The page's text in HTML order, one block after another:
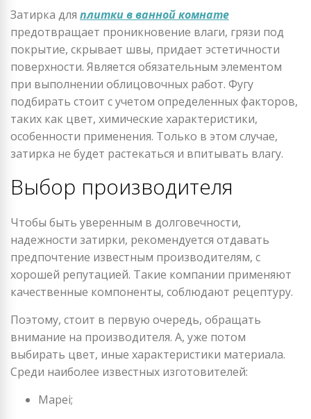
Затирка для плитки в ванной комнате
предотвращает проникновение влаги, грязи под
покрытие, скрывает швы, придает эстетичности
поверхности. Является обязательным элементом
при выполнении облицовочных работ. Фугу
подбирать стоит с учетом определенных факторов,
таких как цвет, химические характеристики,
особенности применения. Только в этом случае,
затирка не будет растекаться и впитывать влагу.
Выбор производителя
Чтобы быть уверенным в долговечности,
надежности затирки, рекомендуется отдавать
предпочтение известным производителям, с
хорошей репутацией. Такие компании применяют
качественные компоненты, соблюдают рецептуру.
Поэтому, стоит в первую очередь, обращать
внимание на производителя. А, уже потом
выбирать цвет, иные характеристики материала.
Среди наиболее известных изготовителей:
Mapei;